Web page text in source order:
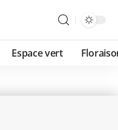
Espace vert